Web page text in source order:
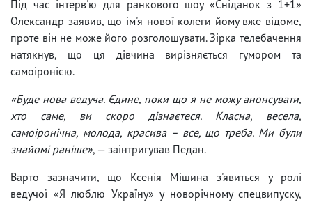
Під час інтерв'ю для ранкового шоу «Сніданок з 1+1»
Олександр заявив, що ім'я нової колеги йому вже відоме,
проте він не може його розголошувати. Зірка телебачення
натякнув, що ця дівчина вирізняється гумором та
самоіронією.
«Буде нова ведуча. Єдине, поки що я не можу анонсувати,
хто саме, ви скоро дізнаєтеся. Класна, весела,
самоіронічна, молода, красива – все, що треба. Ми були
знайомі раніше», — заінтригував Педан.
Варто зазначити, що Ксенія Мішина з'явиться у ролі
ведучої «Я люблю Україну» у новорічному спецвипуску,